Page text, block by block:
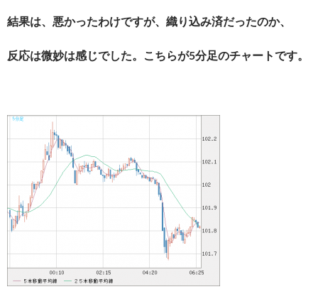
結果は、悪かったわけですが、織り込み済だったのか、
反応は微妙は感じでした。こちらが5分足のチャートです。